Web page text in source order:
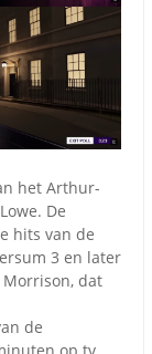
het Arthur-
De
hits van de
3 en later
Morrison, dat
de